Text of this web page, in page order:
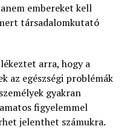
embereket kell
társadalomkutató
arra, hogy a
az egészségi problémák
gyakran
figyelemmel
jelenthet számukra.